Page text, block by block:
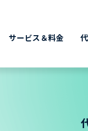
サービス＆料金